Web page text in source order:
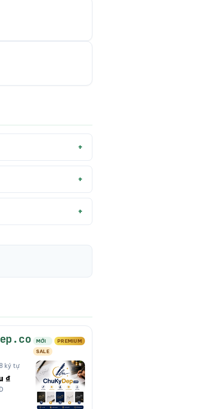
MỚI
PREMIUM
SALE
ký tự
₫